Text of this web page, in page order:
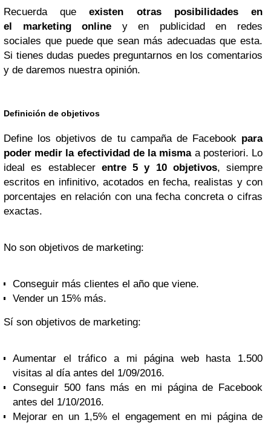
Recuerda queexisten otras posibilidades en
el marketing online y en publicidad en redes
sociales que puede que sean más adecuadas que esta.
Si tienes dudas puedes preguntarnos en los comentarios
y de daremos nuestra opinión.
Definición de objetivos
Define los objetivos de tu campaña de Facebook para
poder medir la efectividad de la mismaa posteriori. Lo
ideal es establecer entre 5 y 10 objetivos, siempre
escritos en infinitivo, acotados en fecha, realistas y con
porcentajes en relación con una fecha concreta o cifras
exactas.
No son objetivos de marketing:
Conseguir más clientes el año que viene.
Vender un 15% más.
Sí son objetivos de marketing:
Aumentar el tráfico a mi página web hasta 1.500
visitas al día antes del 1/09/2016.
Conseguir 500 fans más en mi página de Facebook
antes del 1/10/2016.
Mejorar en un 1,5% el engagement en mi página de